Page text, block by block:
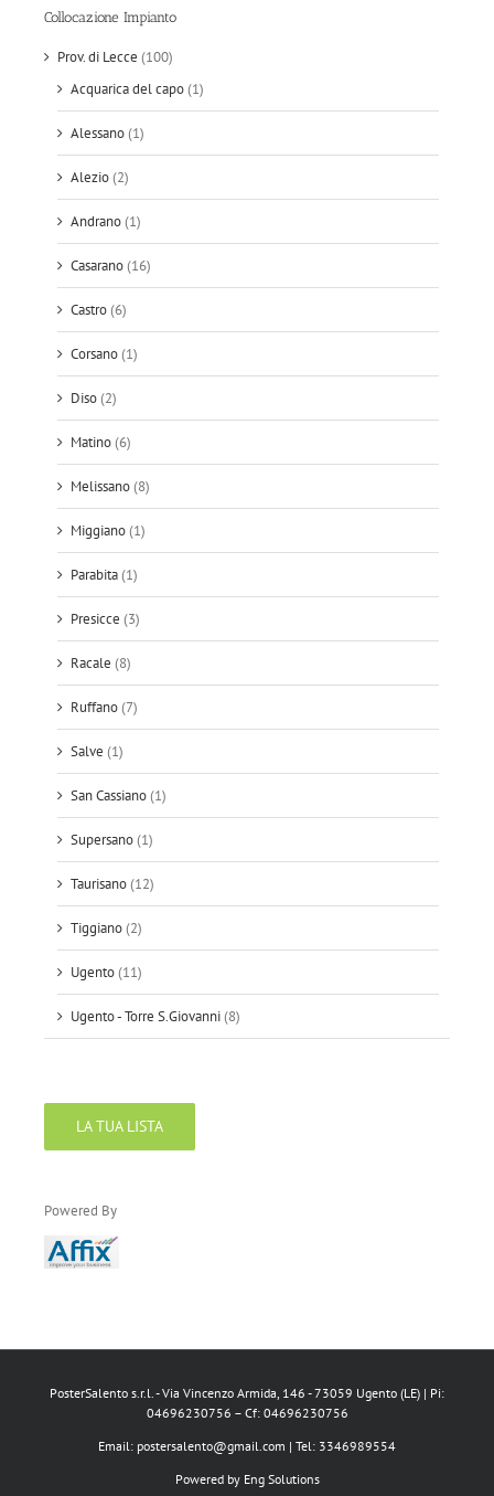
Collocazione Impianto
Prov. di Lecce (100)
Acquarica del capo(1)
Alessano(1)
Alezio(2)
Andrano(1)
Casarano(16)
Castro(6)
Corsano(1)
Diso(2)
Matino(6)
Melissano(8)
Miggiano(1)
Parabita(1)
Presicce (3)
Racale (8)
Ruffano(7)
Salve (1)
San Cassiano(1)
Supersano(1)
Taurisano(12)
Tiggiano(2)
Ugento(11)
Ugento - Torre S.Giovanni(8)
LA TUA LISTA
Powered By
PosterSalento s.r.l. - Via Vincenzo Armida, 146 - 73059 Ugento (LE) | Pi:
04696230756 – Cf: 04696230756
Email: postersalento@gmail.com | Tel: 3346989554
Powered by Eng Solutions